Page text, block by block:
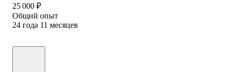
25 000 ₽
Общий опыт
24 года 11 месяцев